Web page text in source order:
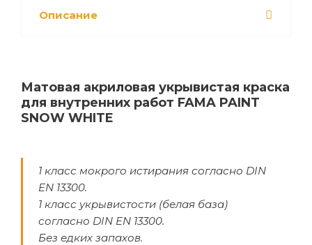
Описание
Матовая акриловая укрывистая краска
для внутренних работ FAMA PAINT
SNOW WHITE
1 класс мокрого истирания согласно DIN
EN 13300.
1 класс укрывистости (белая база)
согласно DIN EN 13300.
Без едких запахов.